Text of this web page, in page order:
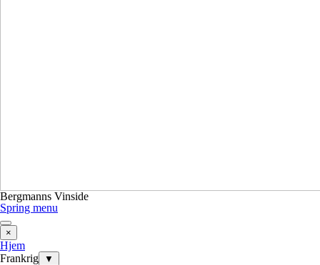
Bergmanns Vinside
Spring menu
×
Hjem
Frankrig
▼